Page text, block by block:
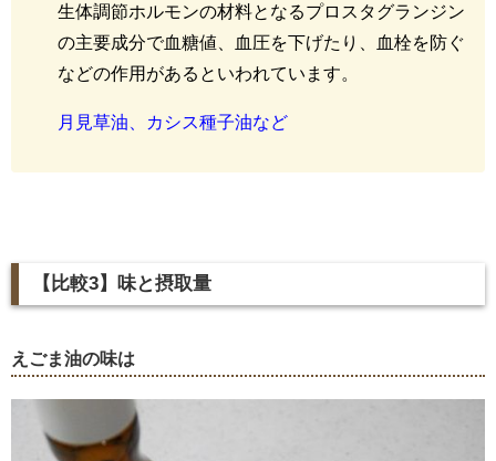
生体調節ホルモンの材料となるプロスタグランジン
の主要成分で血糖値、血圧を下げたり、血栓を防ぐ
などの作用があるといわれています。
月見草油、カシス種子油など
【比較3】味と摂取量
えごま油の味は